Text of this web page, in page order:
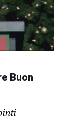
Buon